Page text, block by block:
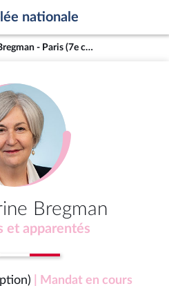
nationale
Mme Dorine Bregman - Paris (7e circonscription)
Bregman
et apparentés
| Mandat en cours